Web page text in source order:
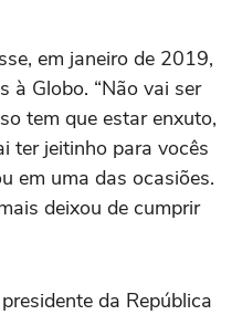
em janeiro de 2019,
à Globo. “Não vai ser
tem que estar enxuto,
ter jeitinho para vocês
em uma das ocasiões.
deixou de cumprir
da República